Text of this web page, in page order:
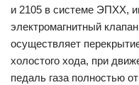
и 2105 в системе ЭПХХ,
электромагнитный
осуществляет
холостого хода, при
педаль газа полностью